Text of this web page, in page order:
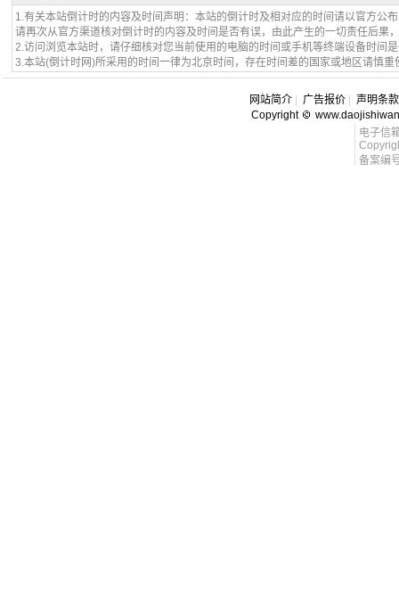
1.有关本站倒计时的内容及时间声明：本站的倒计时及相对应的时间请以官方公
请再次从官方渠道核对倒计时的内容及时间是否有误，由此产生的一切责任后果
2.访问浏览本站时，请仔细核对您当前使用的电脑的时间或手机等终端设备时间
3.本站(倒计时网)所采用的时间一律为北京时间，存在时间差的国家或地区请慎重
网站简介 广告报价
声明条款
Copyright
电子信
备案编